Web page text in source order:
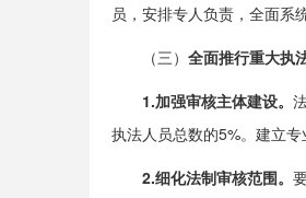
员，安排专人负责，全面系
（三） 全面推行重大执
1.加强审核主体建设。
执法人员总数的5%。建立
2.细化法制审核范围。